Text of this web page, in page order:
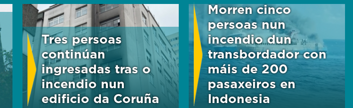
Tres persoas
continúan
ingresadas tras o
incendio nun
edificio da Coruña
Morren cinco
persoas nun
incendio dun
transbordador con
máis de 200
pasaxeiros en
Indonesia